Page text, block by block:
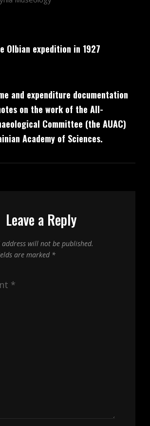
and expenditure documentation
on the work of the All-
Committee (the AUAC)
Academy of Sciences.
Olbian expedition in 1927
Leave a Reply
will not be published.
are marked *
*